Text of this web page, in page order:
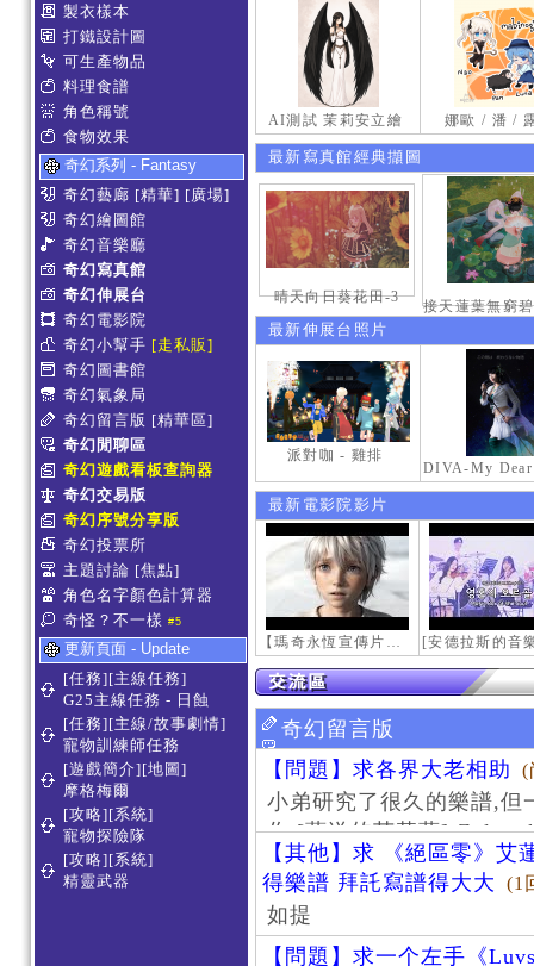
製衣樣本
打鐵設計圖
可生產物品
料理食譜
角色稱號
食物效果
奇幻系列 - Fantasy
奇幻藝廊 [精華] [廣場]
奇幻繪圖館
奇幻音樂廳
奇幻寫真館
奇幻伸展台
奇幻電影院
奇幻小幫手 [走私販]
奇幻圖書館
奇幻氣象局
奇幻留言版 [精華區]
奇幻閒聊區
奇幻遊戲看板查詢器
奇幻交易版
奇幻序號分享版
奇幻投票所
主題討論 [焦點]
角色名字顏色計算器
奇怪？不一樣 #5
更新頁面 - Update
[任務][主線任務]
G25主線任務 - 日蝕
[任務][主線/故事劇情]
寵物訓練師任務
[遊戲簡介][地圖]
摩格梅爾
[攻略][系統]
寵物探險隊
[攻略][系統]
精靈武器
AI測試 茉莉安立繪 娜歐 / 潘 /
最新寫真館經典擷圖
晴天向日葵花田-3
最新伸展台照片
派對咖 - 雞排
最新電影院影片
【瑪奇永恆宣傳片】最初的感動
奇幻留言版
【問題】求各界大老相助
(
小弟研究了很久的樂譜,但
作 [葬送的芙莉蓮]-
【其他】求 《絕區零》艾
得樂譜 拜託寫譜得大大
(1
如提
【問題】求一个左手《